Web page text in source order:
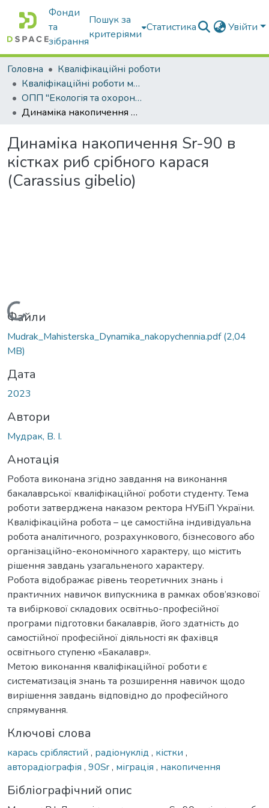
Фонди
та
зібрання
Пошук за
критеріями
Статистика Увійти
Головна
Кваліфікаційні роботи
Кваліфікаційні роботи магістрів
ОПП "Екологія та охорона навколишнього середовища"
Динаміка накопичення Sr-90 в кістках риб срібного карася (Carassius gibelio)
Динаміка накопичення Sr-90 в
кістках риб срібного карася
(Carassius gibelio)
Вантажиться...
Файли
Mudrak_Mahisterska_Dynamika_nakopychennia.pdf(2,04
MB)
Дата
2023
Автори
Мудрак, В. І.
Анотація
Робота виконана згідно завдання на виконання
бакалаврської кваліфікаційної роботи студенту. Тема
роботи затверджена наказом ректора НУБіП України.
Кваліфікаційна робота – це самостійна індивідуальна
робота аналітичного, розрахункового, бізнесового або
організаційно-економічного характеру, що містить
рішення завдань узагальненого характеру.
Робота відображає рівень теоретичних знань і
практичних навичок випускника в рамках обов’язкової
та вибіркової складових освітньо-професійної
програми підготовки бакалаврів, його здатність до
самостійної професійної діяльності як фахівця
освітнього ступеню «Бакалавр».
Метою виконання кваліфікаційної роботи є
систематизація знань та розширення навичок щодо
вирішення завдань відповідно до професійного
спрямування.
Ключові слова
карась сріблястий , радіонуклід , кістки ,
авторадіографія , 90Sr, міграція , накопичення
Бібліографічний опис